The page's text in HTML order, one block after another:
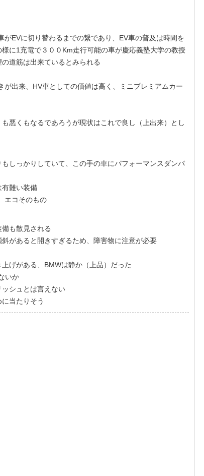
EVに切り替わるまでの繋であり、EV車の普及は時間を
に1充電で３００Km走行可能の車が慶応義塾大学の教授
道筋は出来ているとみられる
出来、HV車としての価値は高く、ミニプレミアムカー
悪くもなるであろうが現状はこれで良し（上出来）とし
しっかりしていて、この手の車にパフォーマンスダンパ
難い装備
エコそのもの
も散見される
があると開きすぎるため、障害物に注意が必要
げがある、BMWは静か（上品）だった
いか
シュとは言えない
当たりそう